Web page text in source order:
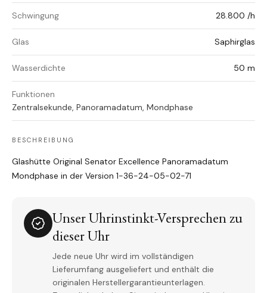
Schwingung 28.800 /h
Glas Saphirglas
Wasserdichte 50 m
Funktionen
Zentralsekunde, Panoramadatum, Mondphase
BESCHREIBUNG
Glashütte Original Senator Excellence Panoramadatum
Mondphase in der Version 1-36-24-05-02-71
Unser Uhrinstinkt-Versprechen zu
dieser Uhr
Jede neue Uhr wird im vollständigen
Lieferumfang ausgeliefert und enthält die
originalen Herstellergarantieunterlagen.